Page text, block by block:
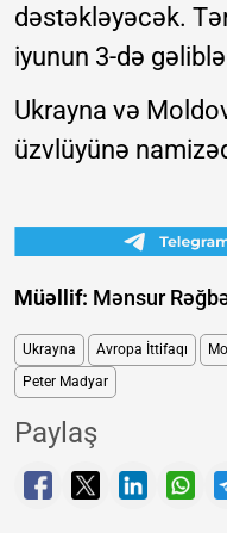
dəstəkləyəcək.
iyunun 3-də
Ukrayna və
üzvlüyünə
Müəllif: Mənsur
Ukrayna Avropa İttifaqı
Peter Madyar
Paylaş